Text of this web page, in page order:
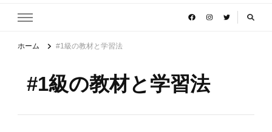
ホーム #1級の教材と学習法
#1級の教材と学習法